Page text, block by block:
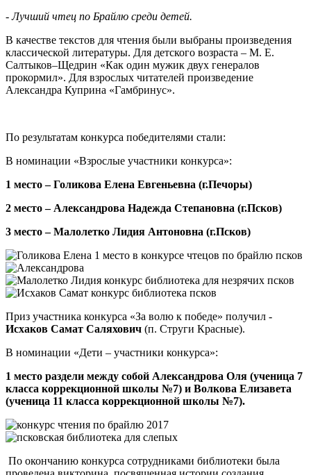
- Лучший чтец по Брайлю среди детей.
В качестве текстов для чтения были выбраны произведения
классической литературы. Для детского возраста – М. Е.
Салтыков–Щедрин «Как один мужик двух генералов
прокормил». Для взрослых читателей произведение
Александра Куприна «Гамбринус».
По результатам конкурса победителями стали:
В номинации «Взрослые участники конкурса»:
1 место – Голикова Елена Евгеньевна (г.Печоры)
2 место – Александрова Надежда Степановна (г.Псков)
3 место – Малолетко Лидия Антоновна (г.Псков)
Приз участника конкурса «За волю к победе» получил -
Исхаков Самат Саляхович (п. Струги Красные).
В номинации «Дети – участники конкурса»:
1 место раздели между собой Александрова Оля (ученица 7
класса коррекционной школы №7) и Волкова Елизавета
(ученица 11 класса коррекционной школы №7).
По окончанию конкурса сотрудниками библиотеки была